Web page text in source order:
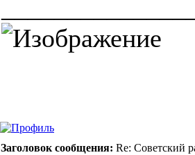
Заголовок сообщения: Re: Советский